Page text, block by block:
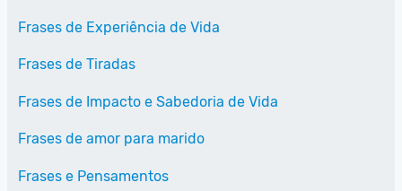
Frases de Experiência de Vida
Frases de Tiradas
Frases de Impacto e Sabedoria de Vida
Frases de amor para marido
Frases e Pensamentos